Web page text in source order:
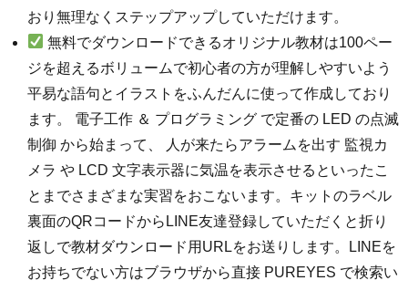
おり無理なくステップアップしていただけます。
無料でダウンロードできるオリジナル教材は100ペー
ジを超えるボリュームで初心者の方が理解しやすいよう
平易な語句とイラストをふんだんに使って作成しており
ます。 電子工作 ＆ プログラミング で定番の LED の点滅
制御 から始まって、 人が来たらアラームを出す 監視カ
メラ や LCD 文字表示器に気温を表示させるといったこ
とまでさまざまな実習をおこないます。キットのラベル
裏面のQRコードからLINE友達登録していただくと折り
返しで教材ダウンロード用URLをお送りします。LINEを
お持ちでない方はブラウザから直接 PUREYES で検索い